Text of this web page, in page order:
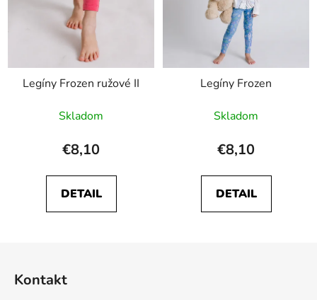
Legíny Frozen ružové II
Skladom
€8,10
DETAIL
Legíny Frozen
Skladom
€8,10
DETAIL
Kontakt